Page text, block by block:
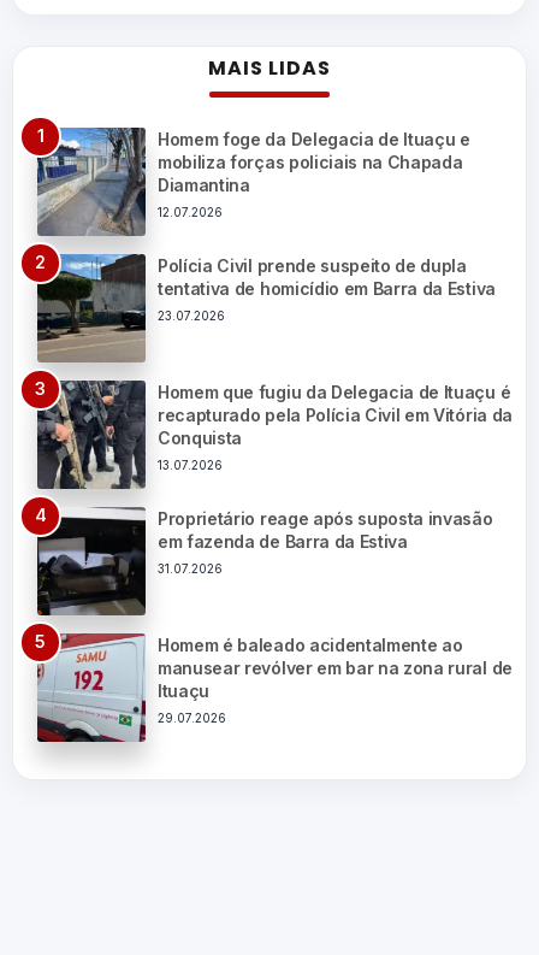
MAIS LIDAS
Homem foge da Delegacia de Ituaçu e
mobiliza forças policiais na Chapada
Diamantina
12.07.2026
Polícia Civil prende suspeito de dupla
tentativa de homicídio em Barra da Estiva
23.07.2026
Homem que fugiu da Delegacia de Ituaçu é
recapturado pela Polícia Civil em Vitória da
Conquista
13.07.2026
Proprietário reage após suposta invasão
em fazenda de Barra da Estiva
31.07.2026
Homem é baleado acidentalmente ao
manusear revólver em bar na zona rural de
Ituaçu
29.07.2026